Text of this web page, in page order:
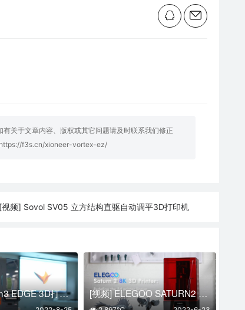
关于文章内容、版权或其它问题请及时联系我们修正
https://f3s.cn/xioneer-vortex-ez/
[视频] Sovol SV05 立方结构直驱自动调平3D打印机
[视频] Fusion3 EDGE 3D打印机：卓越的高速 3D 打印质量 [视频] ELEGOO SATURN2 8K MONO MSLA 3D打印机